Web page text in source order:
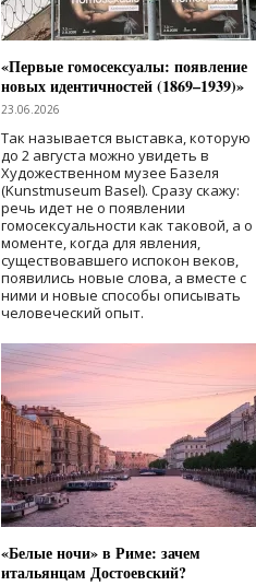
«Первые гомосексуалы: появление
новых идентичностей (1869–1939)»
23.06.2026
Так называется выставка, которую
до 2 августа можно увидеть в
Художественном музее Базеля
(Kunstmuseum Basel). Сразу скажу:
речь идет не о появлении
гомосексуальности как таковой, а о
моменте, когда для явления,
существовавшего испокон веков,
появились новые слова, а вместе с
ними и новые способы описывать
человеческий опыт.
«Белые ночи» в Риме: зачем
итальянцам Достоевский?